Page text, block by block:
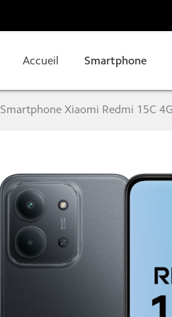
Accueil Smartphone
Smartphone Xiaomi Redmi 15C